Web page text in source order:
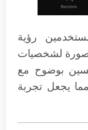
رؤية
صورة لشخصيات
بوضوح مع
يجعل تجربة